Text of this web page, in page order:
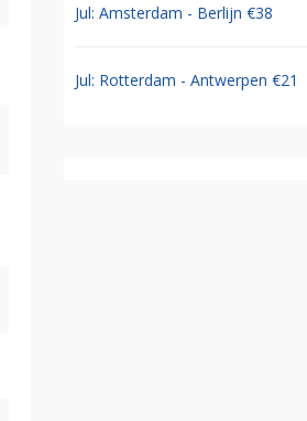
Jul: Amsterdam - Berlijn €38
Jul: Rotterdam - Antwerpen €21